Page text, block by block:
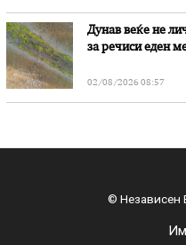
Дунав веќе не
за речиси еден
02/08/2026 08:57
© Независен